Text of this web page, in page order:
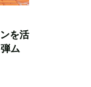
を活
ム